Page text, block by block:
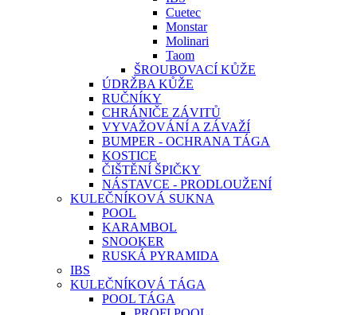
Cuetec
Monstar
Molinari
Taom
ŠROUBOVACÍ KŮŽE
ÚDRŽBA KŮŽE
RUČNÍKY
CHRÁNIČE ZÁVITŮ
VYVAŽOVÁNÍ A ZÁVAŽÍ
BUMPER - OCHRANA TÁGA
KOSTICE
ČIŠTĚNÍ ŠPIČKY
NÁSTAVCE - PRODLOUŽENÍ
KULEČNÍKOVÁ SUKNA
POOL
KARAMBOL
SNOOKER
RUSKÁ PYRAMIDA
IBS
KULEČNÍKOVÁ TÁGA
POOL TÁGA